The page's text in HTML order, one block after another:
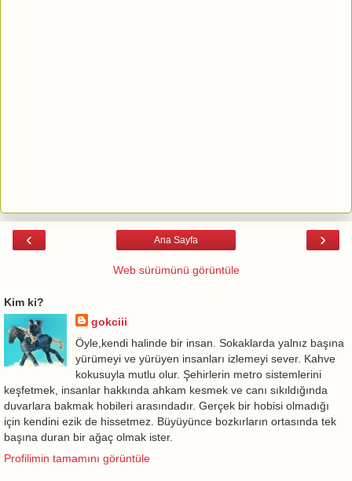
‹ ›
Ana Sayfa
Web sürümünü görüntüle
Kim ki?
gokciii
Öyle,kendi halinde bir insan. Sokaklarda yalnız başına
yürümeyi ve yürüyen insanları izlemeyi sever. Kahve
kokusuyla mutlu olur. Şehirlerin metro sistemlerini
keşfetmek, insanlar hakkında ahkam kesmek ve canı sıkıldığında
duvarlara bakmak hobileri arasındadır. Gerçek bir hobisi olmadığı
için kendini ezik de hissetmez. Büyüyünce bozkırların ortasında tek
başına duran bir ağaç olmak ister.
Profilimin tamamını görüntüle